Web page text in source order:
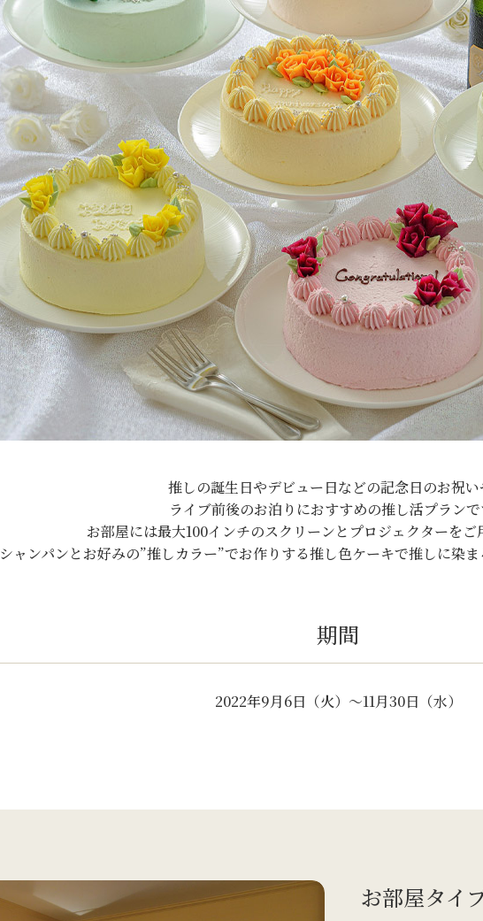
推しの誕生日やデビュー日などの記念日のお祝い
ライブ前後のお泊りにおすすめの推し活プランで
お部屋には最大100インチのスクリーンとプロジェクターをご
シャンパンとお好みの”推しカラー”でお作りする推し色ケーキで推しに染ま
期間
2022年9月6日（火）～11月30日（水）
お部屋タイ